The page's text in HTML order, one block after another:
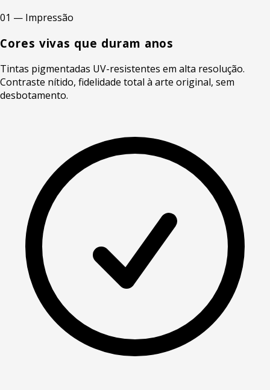
01 — Impressão
Cores vivas que duram anos
Tintas pigmentadas UV-resistentes em alta resolução.
Contraste nítido, fidelidade total à arte original, sem
desbotamento.